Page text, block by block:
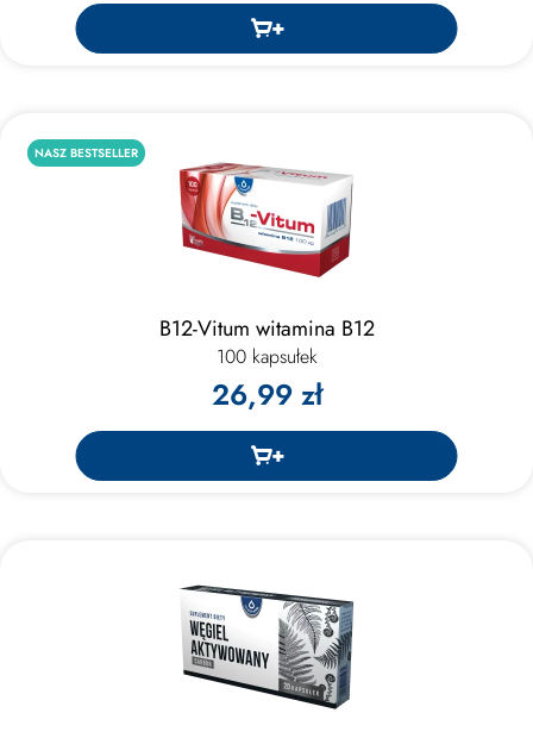
NASZ BESTSELLER
B12-Vitum witamina B12
100 kapsułek
26,99 zł